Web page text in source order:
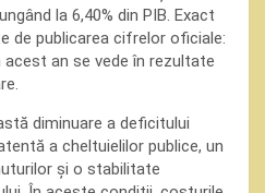
la 6,40% din PIB. Exact
de publicarea cifrelor oficiale:
an se vede în rezultate
diminuare a deficitului
a cheltuielilor publice, un
și o stabilitate